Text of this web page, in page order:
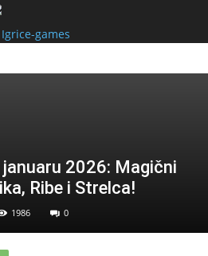
2026: Magični
Ribe i Strelca!
1986 0